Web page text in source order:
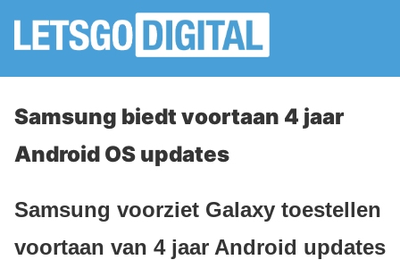
Samsung biedt voortaan 4 jaar
Android OS updates
Samsung voorziet Galaxy toestellen
voortaan van 4 jaar Android updates